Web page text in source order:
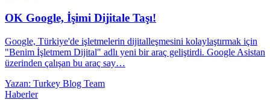
OK Google, İşimi Dijitale Taşı!
Google, Türkiye'de işletmelerin dijitalleşmesini kolaylaştırmak için
"Benim İşletmem Dijital" adlı yeni bir araç geliştirdi. Google Asistan
üzerinden çalışan bu araç say…
Yazan: Turkey Blog Team
Haberler